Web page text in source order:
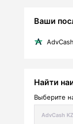
Ваши
Найти
Выберите